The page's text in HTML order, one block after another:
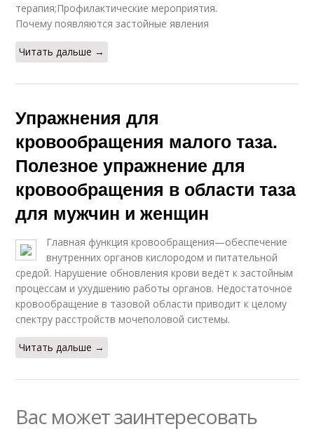
терапия;Профилактические мероприятия.
Почему появляются застойные явления
Читать дальше →
Упражнения для
кровообращения малого таза.
Полезное упражнение для
кровообращения в области таза
для мужчин и женщин
Главная функция кровообращения—обеспечение
внутренних органов кислородом и питательной
средой. Нарушение обновления крови ведёт к застойным
процессам и ухудшению работы органов. Недостаточное
кровообращение в тазовой области приводит к целому
спектру расстройств мочеполовой системы.
Читать дальше →
Вас может заинтересовать